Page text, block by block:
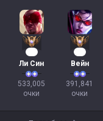
Ли Син
533,005
очки
Вейн
391,841
очки